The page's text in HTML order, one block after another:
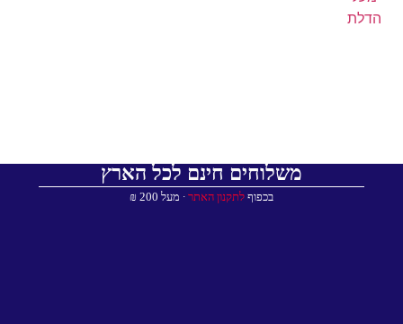
משלוחים חינם לכל הארץ
בכפוף לתקנון האתר ∙ מעל 200 ₪